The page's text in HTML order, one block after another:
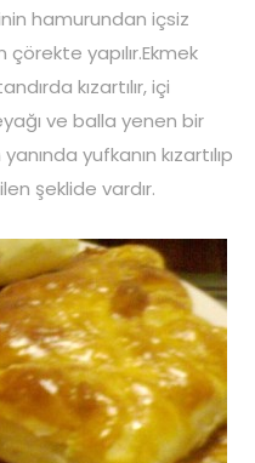
hamurundan içsiz
yapılır.Ekmek
kızartılır, içi
ve balla yenen bir
yufkanın kızartılıp
şeklide vardır.